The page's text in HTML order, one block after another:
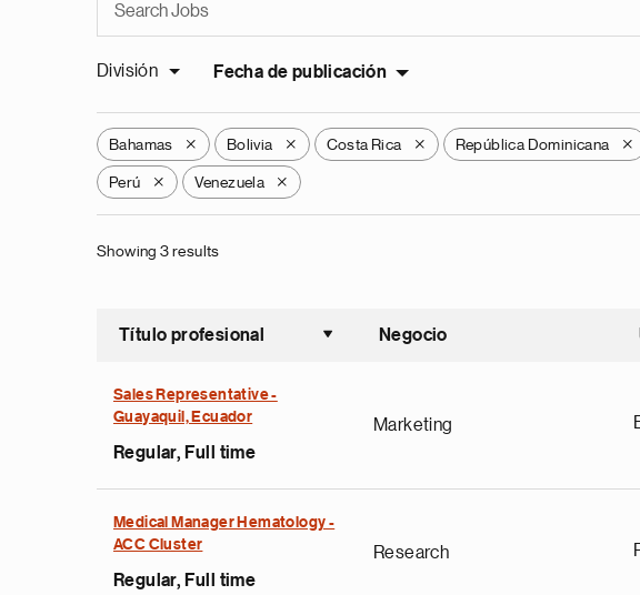
División Fecha de publicación
Bahamas X Bolivia X Costa Rica X República Dominicana X
Perú X Venezuela X
Showing 3 results
Título profesional
Ordenar
Negocio
Sales Representative -
Guayaquil, Ecuador
Regular, Full time
Marketing
Medical Manager Hematology -
ACC Cluster
Regular, Full time
Research